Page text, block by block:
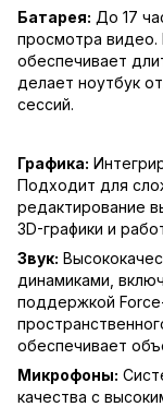
Батарея: До 17
просмотра видео.
обеспечивает
делает ноутбук
сессий.
Графика:
Подходит для
редактирование
3D-графики и
Звук:
динамиками,
поддержкой
обеспечивает
Микрофоны:
качества с